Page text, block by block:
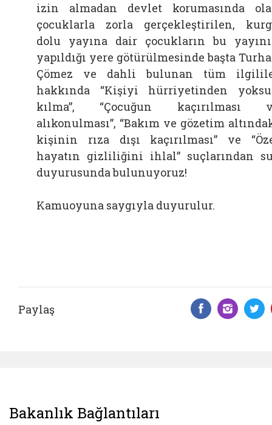
izin almadan devlet korumasında
çocuklarla zorla gerçekleştirilen,
dolu yayına dair çocukların bu
yapıldığı yere götürülmesinde başta
Çömez ve dahli bulunan tüm
hakkında “Kişiyi hürriyetinden
kılma”, “Çocuğun kaçırılması
alıkonulması”, “Bakım ve gözetim
kişinin rıza dışı kaçırılması” ve
hayatın gizliliğini ihlal” suçlarından
duyurusunda bulunuyoruz!
Kamuoyuna saygıyla duyurulur.
Paylaş
Bakanlık Bağlantıları